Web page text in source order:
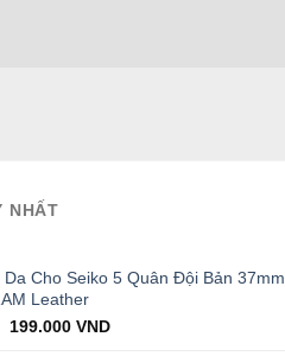
NHẤT
Cho Seiko 5 Quân Đội Bản 37mm
Leather
Original
199.000VNDCurrent